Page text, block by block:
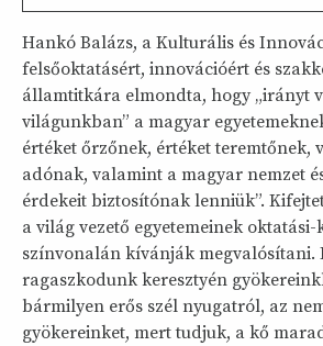
Hankó Balázs, a Kulturális és
felsőoktatásért, innovációért és
államtitkára elmondta, hogy „irányt
világunkban” a magyar
értéket őrzőnek, értéket teremtőnek,
adónak, valamint a magyar nemzet
érdekeit biztosítónak lenniük”.
a világ vezető egyetemeinek oktatási-
színvonalán kívánják megvalósítani.
ragaszkodunk keresztyén
bármilyen erős szél nyugatról, az
gyökereinket, mert tudjuk, a kő